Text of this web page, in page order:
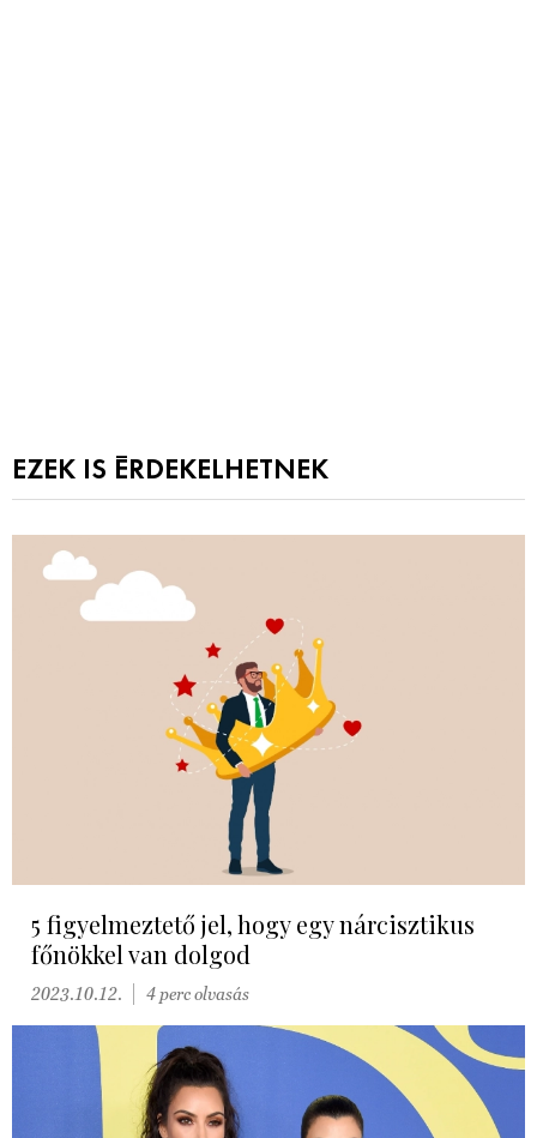
EZEK IS ÉRDEKELHETNEK
5 figyelmeztető jel, hogy egy nárcisztikus
főnökkel van dolgod
2023.10.12. 4 perc olvasás